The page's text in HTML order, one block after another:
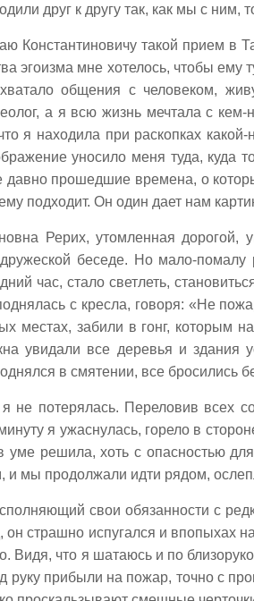
друг к другу так, как мы с ним,
Константиновичу такой прием
эгоизма мне хотелось, чтобы ему
общения с человеком,
а я всю жизнь мечтала с
я находила при раскопках
уносило меня туда, куда
прошедшие времена, о
подходит. Он один дает нам
Рерих, утомленная
беседе. Но мало-
час, стало светлеть,
с кресла, говоря: «Не
местах, забили в гонг, которым
увидали все деревья и
в смятении, все бросились
не потерялась. Переловив всех
я ужаснулась, горело в
уме решила, хоть с опасностью
и мы продолжали идти рядом,
свои обязанности с
он страшно испугался и впопыхах
Видя, что я шатаюсь и по
руку прибыли на пожар, точно с